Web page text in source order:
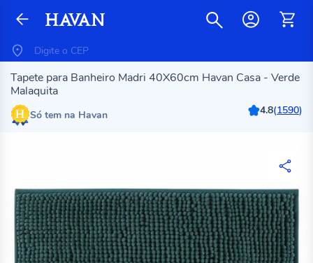
Tapete para Banheiro Madri 40X60cm Havan Casa - Verde
Malaquita
Só tem na Havan 4.8(1590)